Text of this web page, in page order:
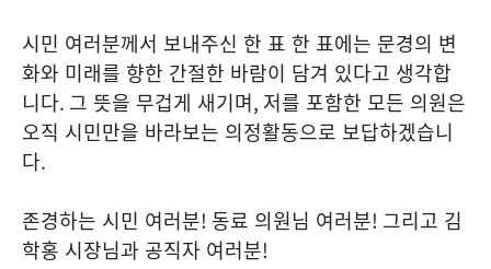
시민 여러분께서 보내주신 한 표 한 표에는 문경의 변
화와 미래를 향한 간절한 바람이 담겨 있다고 생각합
니다. 그 뜻을 무겁게 새기며, 저를 포함한 모든 의원은
오직 시민만을 바라보는 의정활동으로 보답하겠습니
다.
존경하는 시민 여러분! 동료 의원님 여러분! 그리고 김
학홍 시장님과 공직자 여러분!